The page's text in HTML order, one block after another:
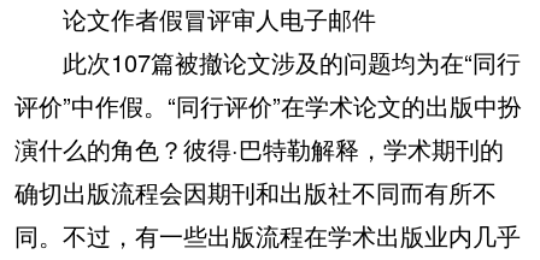
论文作者假冒评审人电子邮件
此次107篇被撤论文涉及的问题均为在“同行
评价”中作假。“同行评价”在学术论文的出版中扮
演什么的角色？彼得·巴特勒解释，学术期刊的
确切出版流程会因期刊和出版社不同而有所不
同。不过，有一些出版流程在学术出版业内几乎